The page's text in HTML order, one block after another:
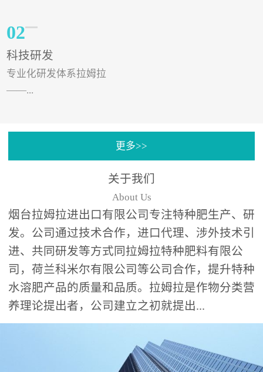
02
科技研发
专业化研发体系拉姆拉
——...
分中心”的科研开发系统，
更多>>
关于我们
About Us
烟台拉姆拉进出口有限公司专注特种肥生产、研
发。公司通过技术合作，进口代理、涉外技术引
进、共同研发等方式同拉姆拉特种肥料有限公
司，荷兰科米尔有限公司等公司合作，提升特种
水溶肥产品的质量和品质。拉姆拉是作物分类营
养理论提出者，公司建立之初就提出...